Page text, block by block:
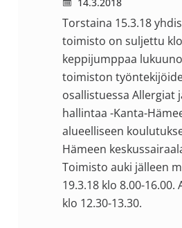
14.3.2018
Torstaina 15.3.18
toimisto on suljettu klo
keppijumppaa
toimiston
osallistuessa Allergiat
hallintaa -Kanta-
alueelliseen
Hämeen
Toimisto auki jälleen
19.3.18 klo 8.00-
klo 12.30-13.30.